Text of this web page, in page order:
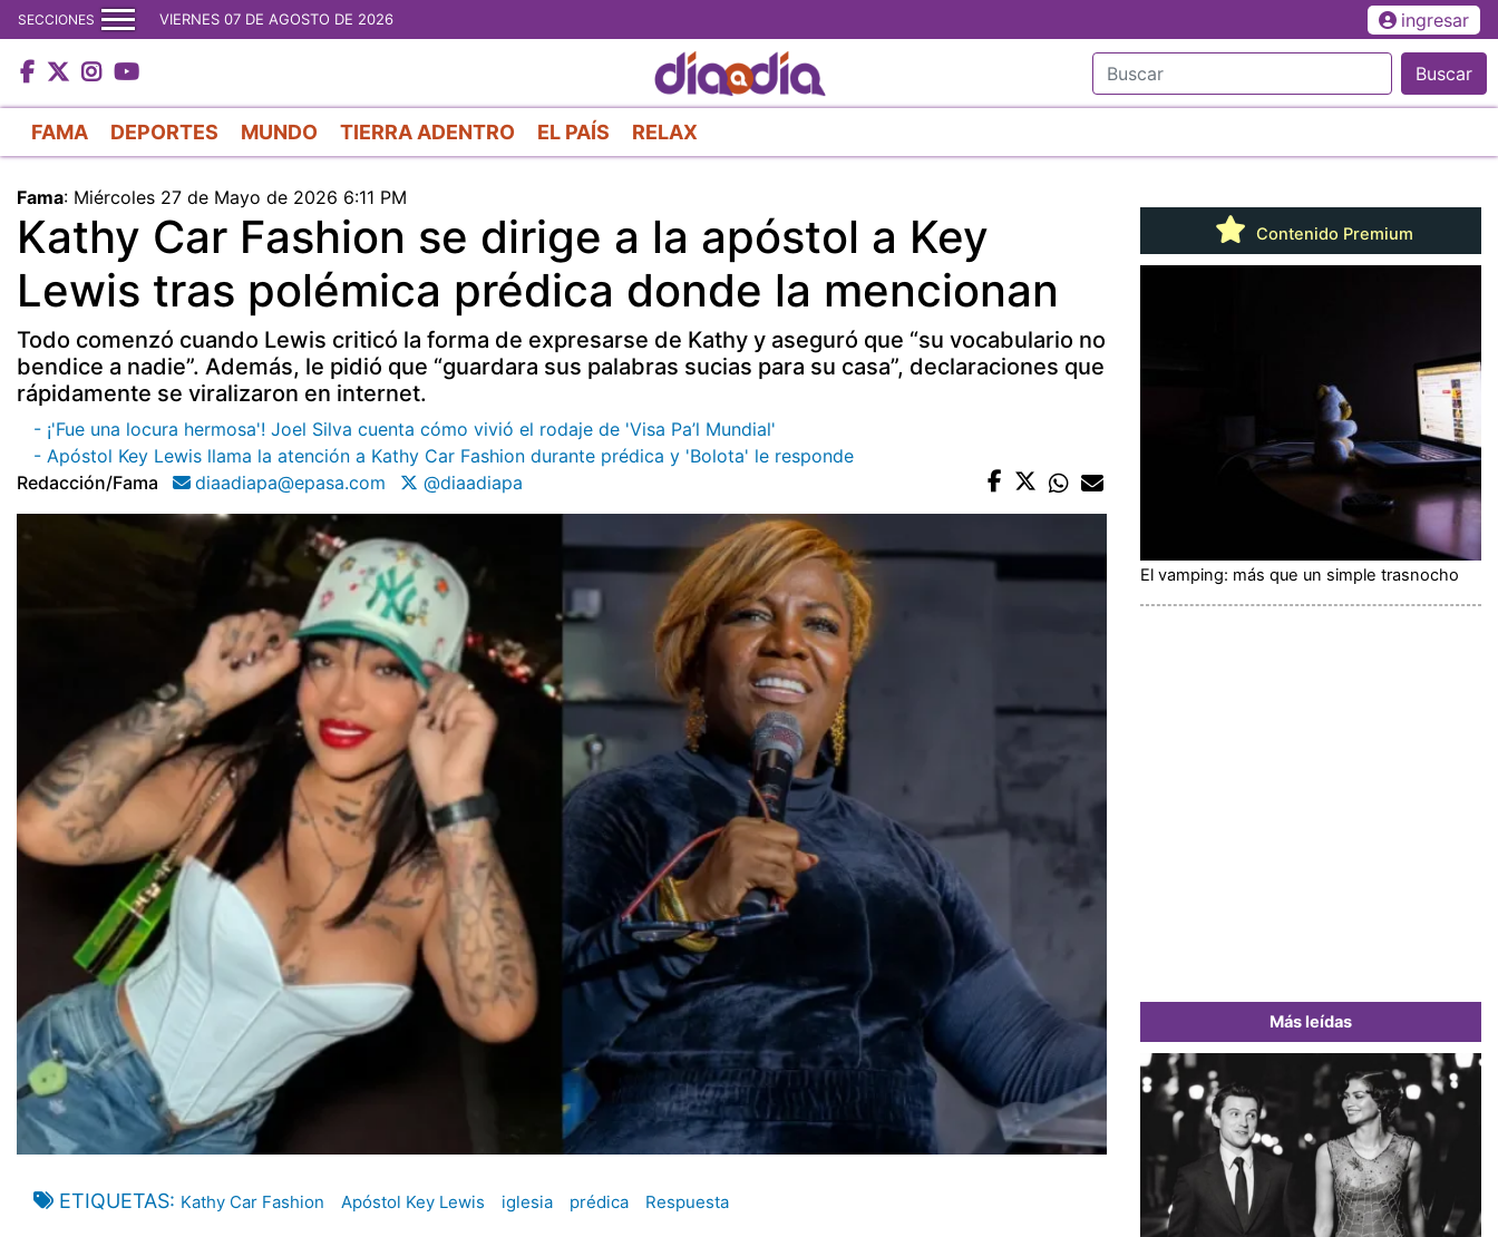
al
contenido
principal
SECCIONES VIERNES 07 DE AGOSTO DE 2026 ingresar
Buscar
FAMA DEPORTES MUNDO TIERRA ADENTRO EL PAÍS RELAX
Fama: Miércoles 27 de Mayo de 2026 6:11 PM
Kathy Car Fashion se dirige a la apóstol a Key
Lewis tras polémica prédica donde la mencionan
Todo comenzó cuando Lewis criticó la forma de expresarse de Kathy y aseguró que “su vocabulario no
bendice a nadie”. Además, le pidió que “guardara sus palabras sucias para su casa”, declaraciones que
rápidamente se viralizaron en internet.
- ¡'Fue una locura hermosa'! Joel Silva cuenta cómo vivió el rodaje de 'Visa Pa’l Mundial'
- Apóstol Key Lewis llama la atención a Kathy Car Fashion durante prédica y 'Bolota' le responde
Redacción/fama
diaadiapa@epasa.com @diaadiapa
ETIQUETAS Kathy Car Fashion Apóstol Key Lewis iglesia prédica Respuesta
Contenido Premium
El vamping: más que un simple trasnocho
Más leídas